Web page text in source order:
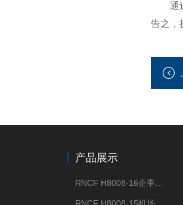
通过
告之，
产品展示